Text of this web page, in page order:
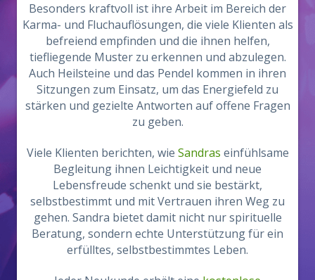
Besonders kraftvoll ist ihre Arbeit im Bereich der
Karma- und Fluchauflösungen, die viele Klienten als
befreiend empfinden und die ihnen helfen,
tiefliegende Muster zu erkennen und abzulegen.
Auch Heilsteine und das Pendel kommen in ihren
Sitzungen zum Einsatz, um das Energiefeld zu
stärken und gezielte Antworten auf offene Fragen
zu geben.
Viele Klienten berichten, wie Sandras einfühlsame
Begleitung ihnen Leichtigkeit und neue
Lebensfreude schenkt und sie bestärkt,
selbstbestimmt und mit Vertrauen ihren Weg zu
gehen. Sandra bietet damit nicht nur spirituelle
Beratung, sondern echte Unterstützung für ein
erfülltes, selbstbestimmtes Leben.